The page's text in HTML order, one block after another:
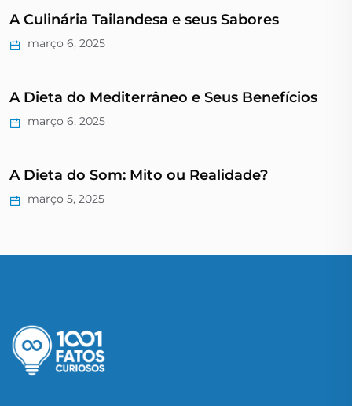
A Culinária Tailandesa e seus Sabores
março 6, 2025
A Dieta do Mediterrâneo e Seus Benefícios
março 6, 2025
A Dieta do Som: Mito ou Realidade?
março 5, 2025